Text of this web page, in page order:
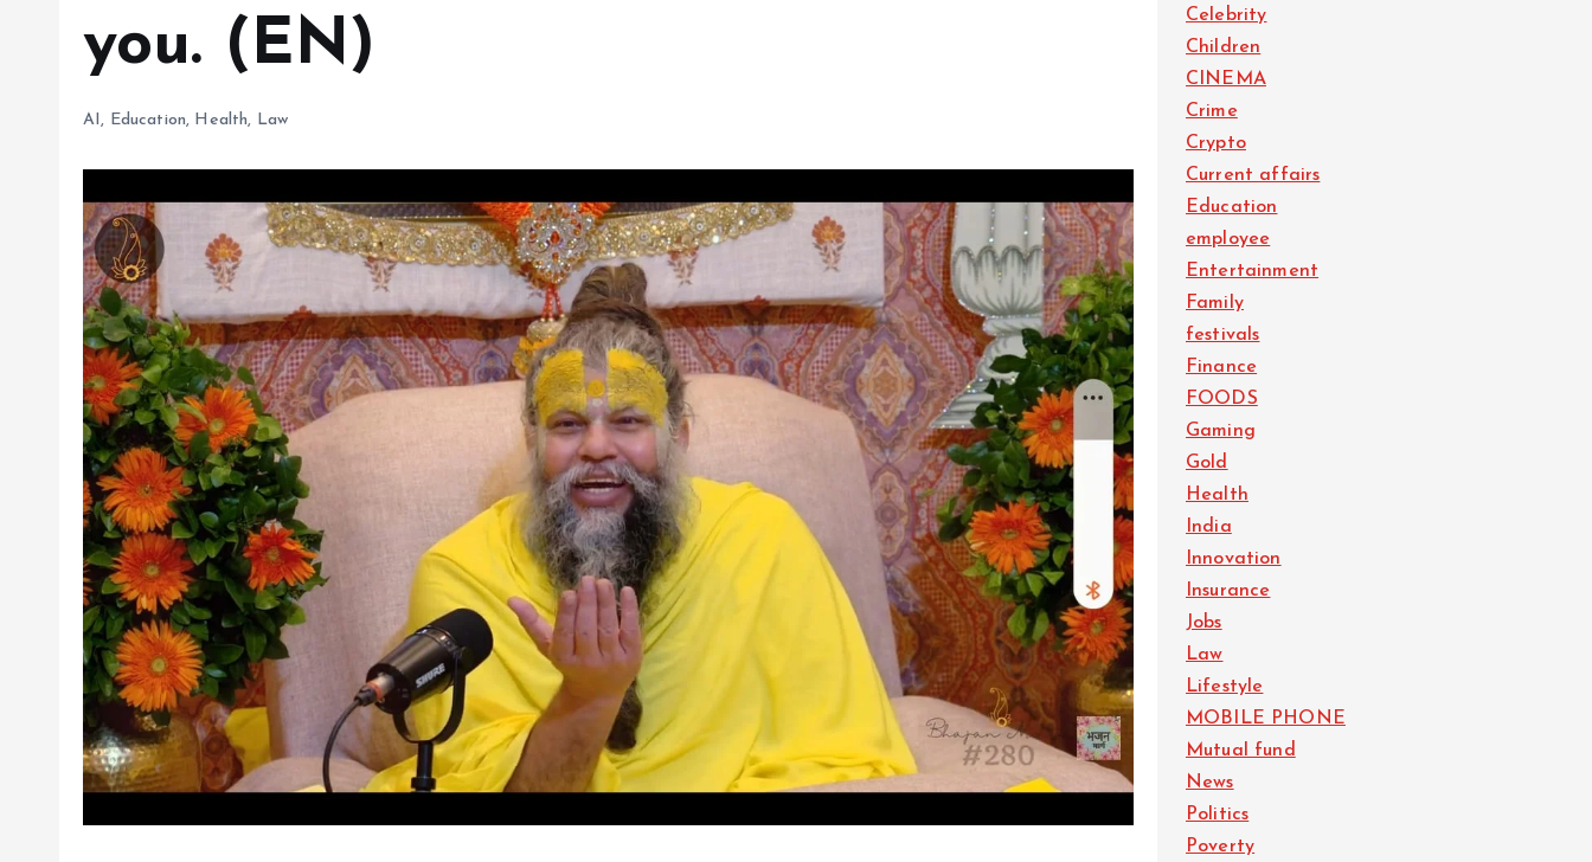
you. (EN)
AI, Education, Health, Law
Celebrity
Children
CINEMA
Crime
Crypto
Current affairs
Education
employee
Entertainment
Family
festivals
Finance
FOODS
Gaming
Gold
Health
India
Innovation
Insurance
Jobs
Law
Lifestyle
MOBILE PHONE
Mutual fund
News
Politics
Poverty